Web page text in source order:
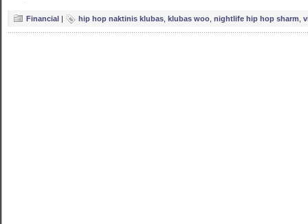
Financial | hip hop naktinis klubas klubas woo nightlife hip hop sharm